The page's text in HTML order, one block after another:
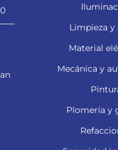
Limpieza y
Material
Mecánica y
Plomería y